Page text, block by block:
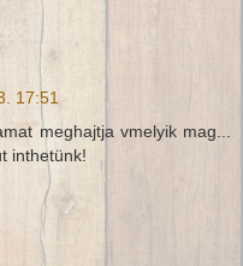
17:51
meghajtja vmelyik mag...
inthetünk!